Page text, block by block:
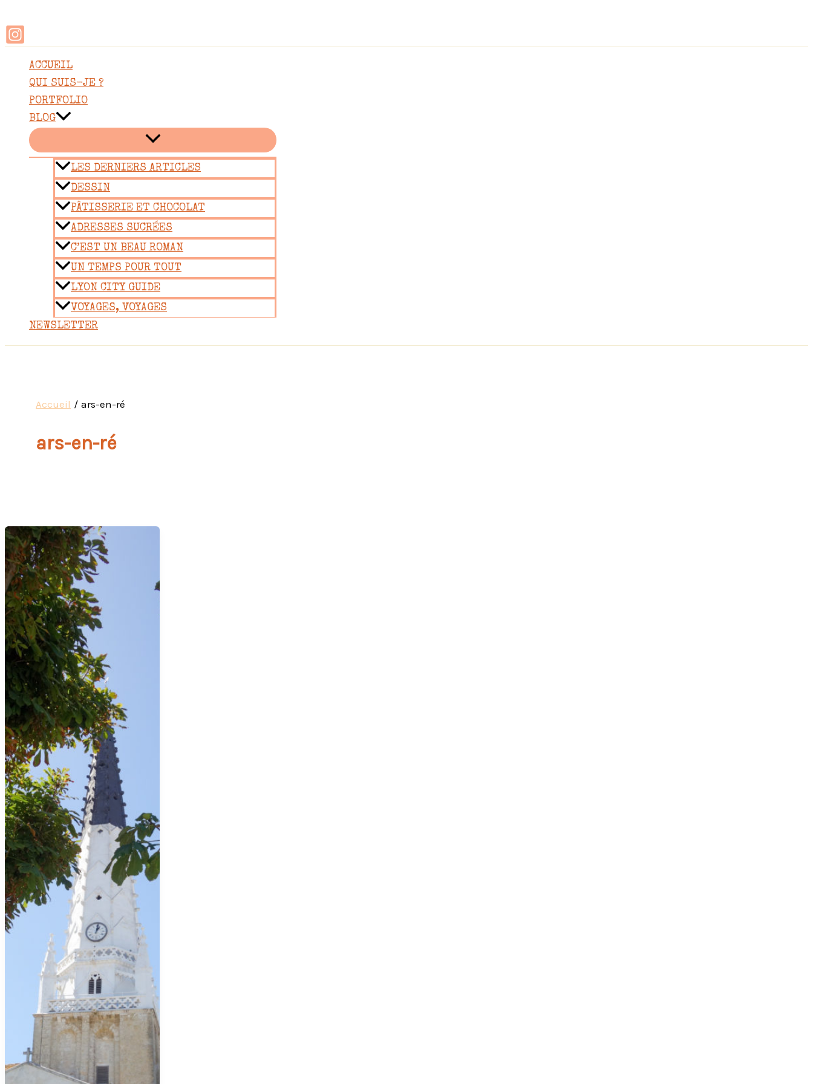
au
contenu
ACCUEIL
QUI SUIS-JE ?
PORTFOLIO
BLOG
LES DERNIERS ARTICLES
DESSIN
PÂTISSERIE ET CHOCOLAT
ADRESSES SUCRÉES
C’EST UN BEAU ROMAN
UN TEMPS POUR TOUT
LYON CITY GUIDE
VOYAGES, VOYAGES
NEWSLETTER
Accueil ars-en-ré
ars-en-ré